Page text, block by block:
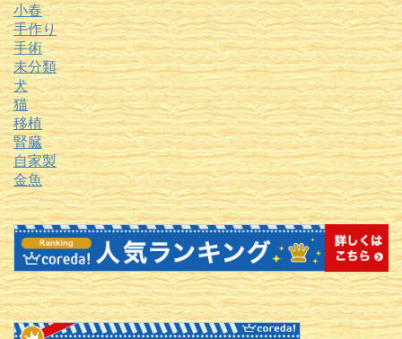
小春
手作り
手術
未分類
犬
猫
移植
腎臓
自家製
金魚